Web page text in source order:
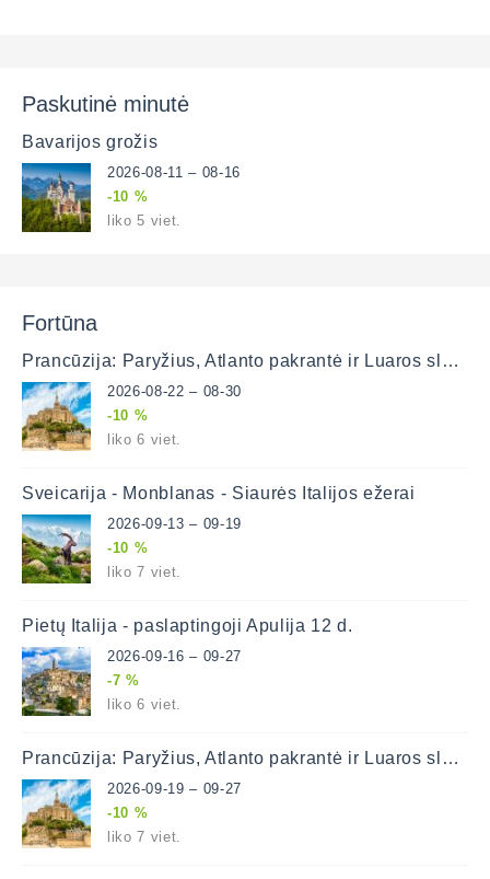
Paskutinė minutė
Bavarijos grožis
2026-08-11 – 08-16
-10 %
liko 5 viet.
Fortūna
2026-08-22 – 08-30
-10 %
liko 6 viet.
Šveicarija - Monblanas - Šiaurės Italijos ežerai
2026-09-13 – 09-19
-10 %
liko 7 viet.
Pietų Italija - paslaptingoji Apulija 12 d.
2026-09-16 – 09-27
-7 %
liko 6 viet.
2026-09-19 – 09-27
-10 %
liko 7 viet.